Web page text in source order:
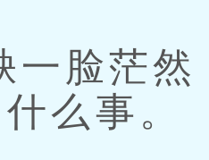
脸茫然
么事。